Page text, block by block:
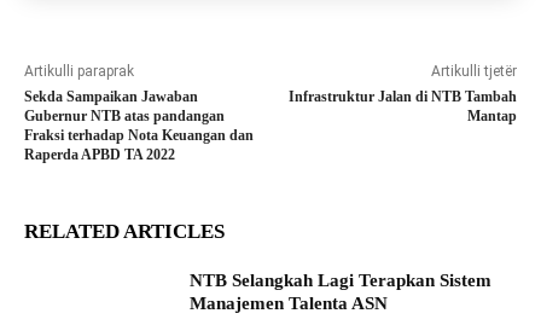
Artikulli paraprak
Sekda Sampaikan Jawaban
Gubernur NTB atas pandangan
Fraksi terhadap Nota Keuangan dan
Raperda APBD TA 2022
Artikulli tjetër
Infrastruktur Jalan di NTB Tambah
Mantap
RELATED ARTICLES
NTB Selangkah Lagi Terapkan Sistem
Manajemen Talenta ASN